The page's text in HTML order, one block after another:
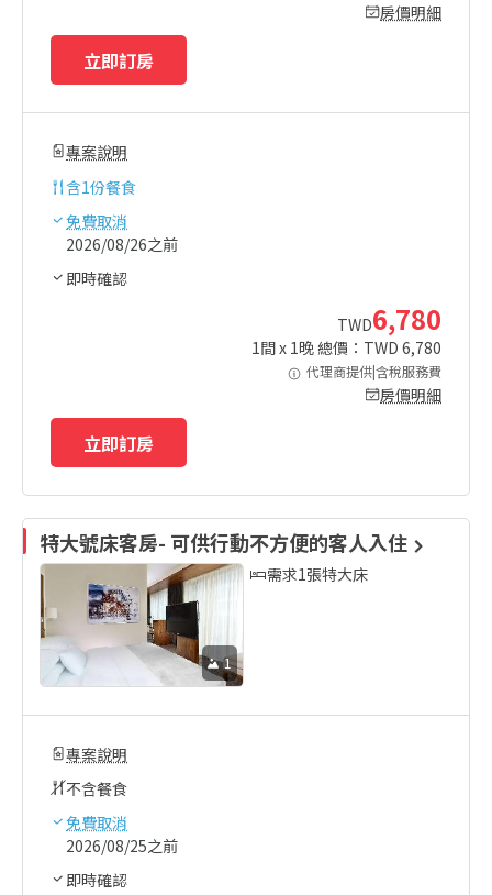
房價明細
立即訂房
專案說明
含1份餐食
免費取消
2026/08/26之前
即時確認
TWD6,780
1間 x 1晚 總價：TWD 6,780
代理商提供|含稅服務費
房價明細
立即訂房
特大號床客房- 可供行動不方便的客人入住
1
需求1張特大床
專案說明
不含餐食
免費取消
2026/08/25之前
即時確認